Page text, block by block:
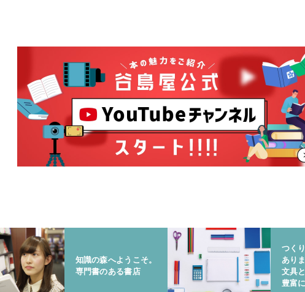
知識の森へようこそ。
専門書のある書店
つく
ありま
文具
豊富